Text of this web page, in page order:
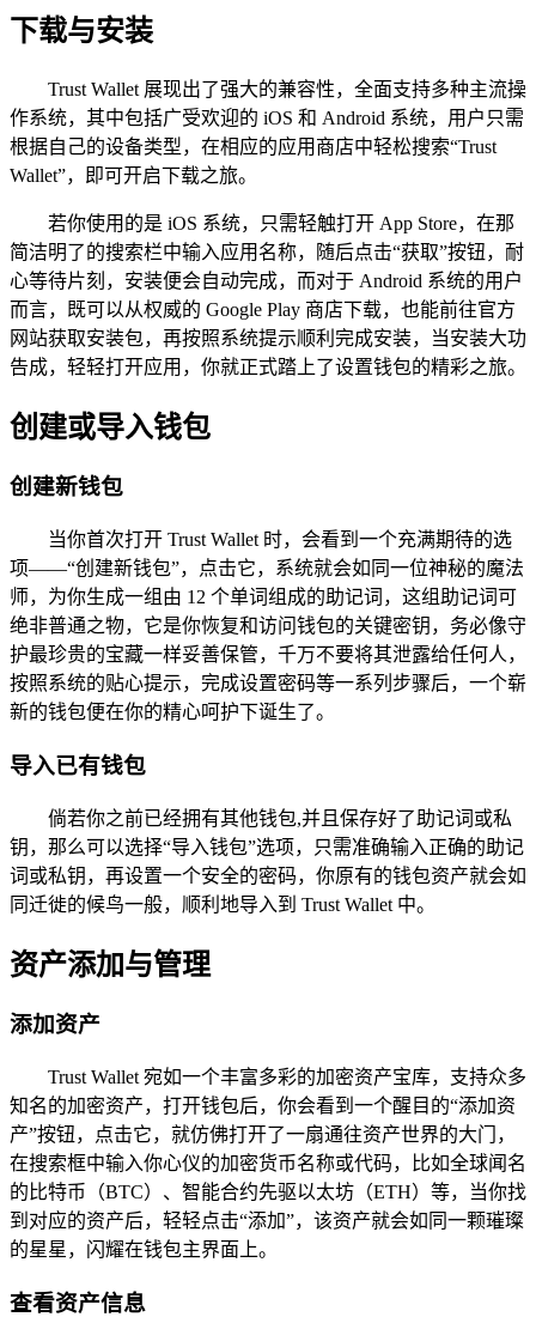
下载与安装
Trust Wallet 展现出了强大的兼容性，全面支持多种主流操
作系统，其中包括广受欢迎的 iOS 和 Android 系统，用户只需
根据自己的设备类型，在相应的应用商店中轻松搜索“Trust
Wallet”，即可开启下载之旅。
若你使用的是 iOS 系统，只需轻触打开 App Store，在那
简洁明了的搜索栏中输入应用名称，随后点击“获取”按钮，耐
心等待片刻，安装便会自动完成，而对于 Android 系统的用户
而言，既可以从权威的 Google Play 商店下载，也能前往官方
网站获取安装包，再按照系统提示顺利完成安装，当安装大功
告成，轻轻打开应用，你就正式踏上了设置钱包的精彩之旅。
创建或导入钱包
创建新钱包
当你首次打开 Trust Wallet 时，会看到一个充满期待的选
项——“创建新钱包”，点击它，系统就会如同一位神秘的魔法
师，为你生成一组由 12 个单词组成的助记词，这组助记词可
绝非普通之物，它是你恢复和访问钱包的关键密钥，务必像守
护最珍贵的宝藏一样妥善保管，千万不要将其泄露给任何人，
按照系统的贴心提示，完成设置密码等一系列步骤后，一个崭
新的钱包便在你的精心呵护下诞生了。
导入已有钱包
倘若你之前已经拥有其他钱包,并且保存好了助记词或私
钥，那么可以选择“导入钱包”选项，只需准确输入正确的助记
词或私钥，再设置一个安全的密码，你原有的钱包资产就会如
同迁徙的候鸟一般，顺利地导入到 Trust Wallet 中。
资产添加与管理
添加资产
Trust Wallet 宛如一个丰富多彩的加密资产宝库，支持众多
知名的加密资产，打开钱包后，你会看到一个醒目的“添加资
产”按钮，点击它，就仿佛打开了一扇通往资产世界的大门，
在搜索框中输入你心仪的加密货币名称或代码，比如全球闻名
的比特币（BTC）、智能合约先驱以太坊（ETH）等，当你找
到对应的资产后，轻轻点击“添加”，该资产就会如同一颗璀璨
的星星，闪耀在钱包主界面上。
查看资产信息